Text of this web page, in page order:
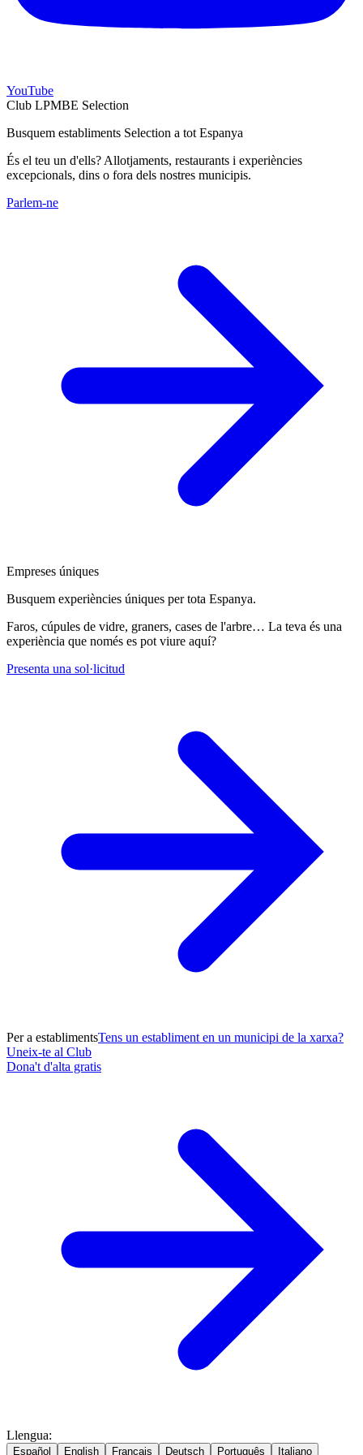
YouTube
Club LPMBE Selection
Busquem establiments Selection a tot Espanya
És el teu un d'ells? Allotjaments, restaurants i experiències
excepcionals, dins o fora dels nostres municipis.
Parlem-ne
Empreses úniques
Busquem experiències úniques per tota Espanya.
Faros, cúpules de vidre, graners, cases de l'arbre… La teva és una
experiència que només es pot viure aquí?
Presenta una sol·licitud
Per a establimentsTens un establiment en un municipi de la xarxa?
Uneix-te al Club
Dona't d'alta gratis
Llengua:
Español English Français Deutsch Português Italiano